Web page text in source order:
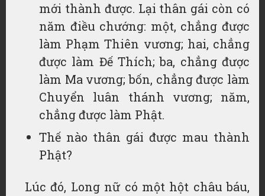
mới thành được. Lại thân gái còn có
năm điều chướng: một, chẳng được
làm Phạm Thiên vương; hai, chẳng
được làm Đế Thích; ba, chẳng được
làm Ma vương; bốn, chẳng được làm
Chuyển luân thánh vương; năm,
chẳng được làm Phật.
Thế nào thân gái được mau thành
Phật?
Lúc đó, Long nữ có một hột châu báu,